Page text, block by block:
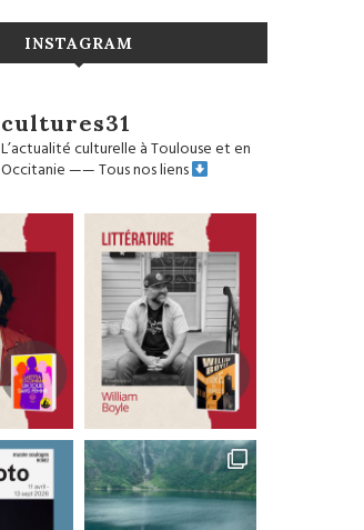
INSTAGRAM
cultures31
L’actualité culturelle à Toulouse et en
Occitanie——Tous nos liens